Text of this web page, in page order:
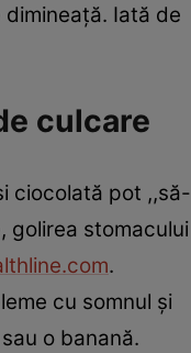
Iată de
culcare
ciocolată pot ,,să-
golirea stomacului
.
cu somnul și
o banană.